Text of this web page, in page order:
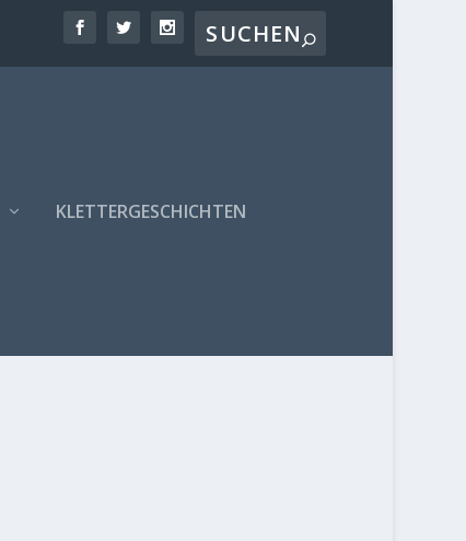
KLETTERGESCHICHTEN